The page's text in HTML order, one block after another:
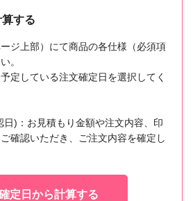
する
ージ上部）にて商品の各仕様（必須項
。
定している注文確定日を選択してく
)：お見積もり金額や注文内容、印
確認いただき、ご注文内容を確定し
定日から計算する